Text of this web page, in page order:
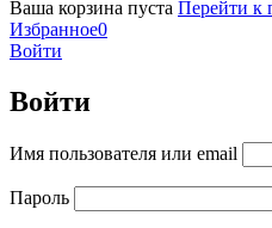
Ваша корзина пуста Перейти к
Избранное0
Войти
Войти
Имя пользователя или email
Пароль